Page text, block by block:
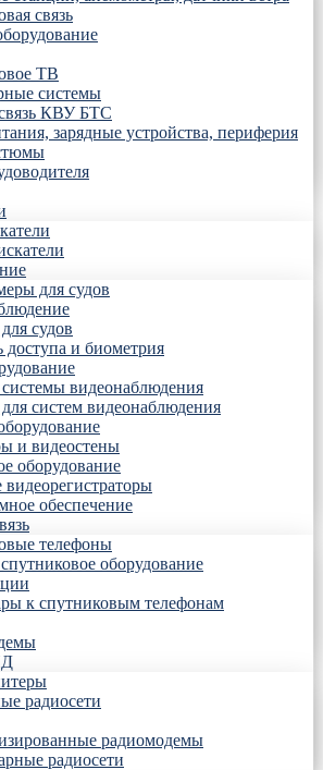
связь
ТВ
системы
КВУ БТС
зарядные устройства, периферия
для судов
судов
доступа и биометрия
видеонаблюдения
систем видеонаблюдения
и видеостены
оборудование
обеспечение
телефоны
оборудование
к спутниковым телефонам
радиосети
радиомодемы
радиосети